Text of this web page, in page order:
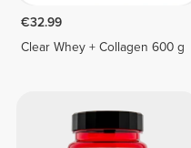
€32.99
Clear Whey + Collagen 600 g